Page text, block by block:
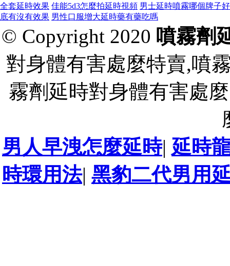
全套延時效果 佳能5d3怎麼拍延時視頻 男士延時噴霧哪個牌子好
底有沒有效果 男性口服增大延時藥有藥吃嗎
© Copyright 2020 噴霧劑
對身體有害處麼特賣,噴
霧劑延時對身體有害處
男人早洩怎麼延時| 延時
時環用法| 黑豹二代男用